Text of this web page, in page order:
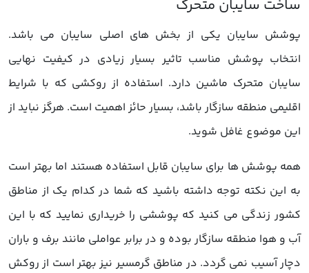
پوشش سایبان یکی از بخش های اصلی سایبان می باشد.
انتخاب پوشش مناسب تاثیر بسیار زیادی در کیفیت نهایی
سایبان متحرک ماشین دارد. استفاده از روکشی که با شرایط
اقلیمی منطقه سازگار باشد، بسیار حائز اهمیت است. هرگز نباید از
این موضوع غافل شوید.
همه پوشش ها برای سایبان قابل استفاده هستند اما بهتر است
به این نکته توجه داشته باشید که شما در کدام یک از مناطق
کشور زندگی می کنید که پوششی را خریداری نمایید که با این
آب و هوا منطقه سازگار بوده و در برابر عواملی مانند برف و باران
دچار آسیب نمی گردد. در مناطق گرمسیر نیز بهتر است از روکش